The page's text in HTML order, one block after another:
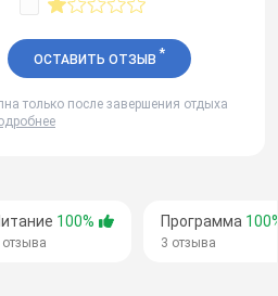
100%
отзыва
Программа
3 отзыва
ОСТАВИТЬ ОТЗЫВ *
только после завершения отдыха